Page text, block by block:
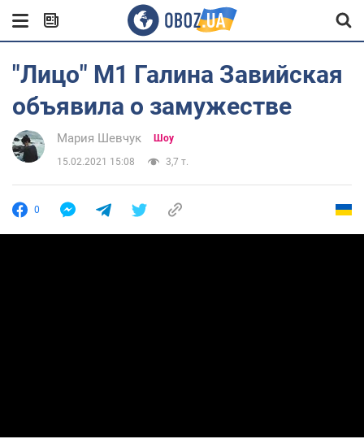
"Лицо" М1 Галина Завийская
объявила о замужестве
Мария Шевчук Шоу
15.02.2021 15:08 3,7 т.
0